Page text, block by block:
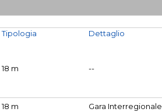
Tipologia
18 m
Dettaglio
--
18 m Gara Interregionale